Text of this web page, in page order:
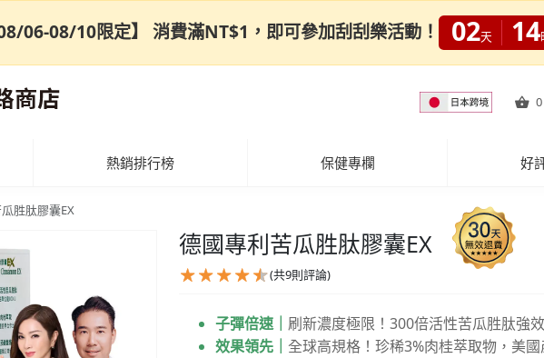
0
熱銷排行榜 保健專欄 好
胜肽膠囊EX
德國專利苦瓜胜肽膠囊EX
(共9則評論)
子彈倍速｜ 刷新濃度極限！300倍活性苦瓜胜肽強
效果領先｜ 全球高規格！珍稀3%肉桂萃取物，美
06-08/10限定】 消費滿NT$1，即可參加刮刮樂活動！ 02天 14